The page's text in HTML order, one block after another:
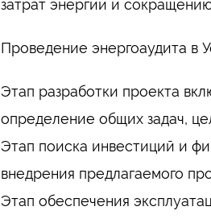
затрат энергии и
Проведение энергоаудита в
Этап разработки проекта
определение общих задач,
Этап поиска инвестиций и
внедрения предлагаемого
Этап обеспечения